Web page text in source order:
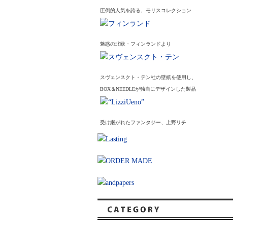
圧倒的人気を誇る、モリスコレクション
魅惑の北欧・フィンランドより
スヴェンスクト・テン社の壁紙を使用し、
BOX＆NEEDLEが独自にデザインした製品
受け継がれたファンタジー、上野リチ